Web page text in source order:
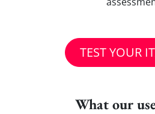
TEST YOUR
What our